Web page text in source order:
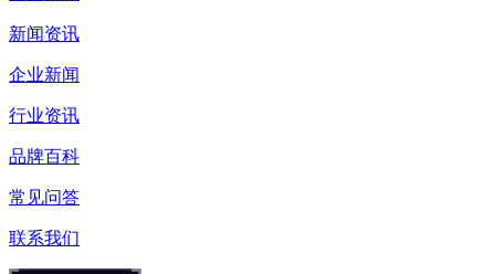
新闻资讯
企业新闻
行业资讯
品牌百科
常见问答
联系我们